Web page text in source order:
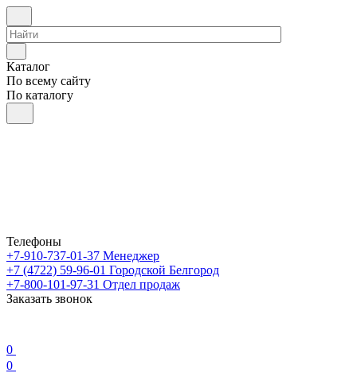
Каталог
По всему сайту
По каталогу
Телефоны
+7-910-737-01-37 Менеджер
+7 (4722) 59-96-01 Городской Белгород
+7-800-101-97-31 Отдел продаж
Заказать звонок
0
0